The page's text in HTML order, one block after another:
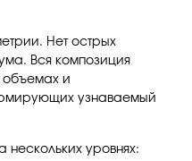
Нет острых
Вся композиция
объемах и
узнаваемый
уровнях: